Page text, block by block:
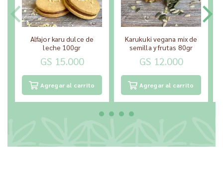
Alfajor karu dulce de
leche 100gr
GS 15.000
Agregar al carrito
Karukuki vegana mix de
semilla y frutas 80gr
GS 12.000
Agregar al carrito